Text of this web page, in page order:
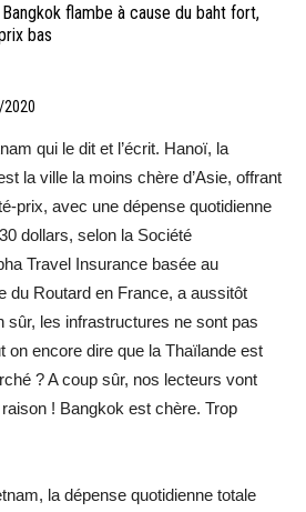
flambe à cause du baht fort,
bas
2020
qui le dit et l’écrit. Hanoï, la
la ville la moins chère d’Asie, offrant
prix, avec une dépense quotidienne
dollars, selon la Société
Travel Insurance basée au
du Routard en France, a aussitôt
sûr, les infrastructures ne sont pas
on encore dire que la Thaïlande est
? A coup sûr, nos lecteurs vont
! Bangkok est chère. Trop
la dépense quotidienne totale